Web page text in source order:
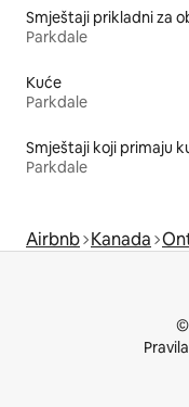
Smještaji prikladni za
Parkdale
Kuće
Parkdale
Parkdale
Airbnb Kanada
©